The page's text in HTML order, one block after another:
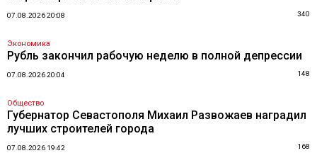
07.08.2026 20:08 340
Экономика
Рубль закончил рабочую неделю в полной депрессии
07.08.2026 20:04 148
Общество
Губернатор Севастополя Михаил Развожаев наградил
лучших строителей города
07.08.2026 19:42 168